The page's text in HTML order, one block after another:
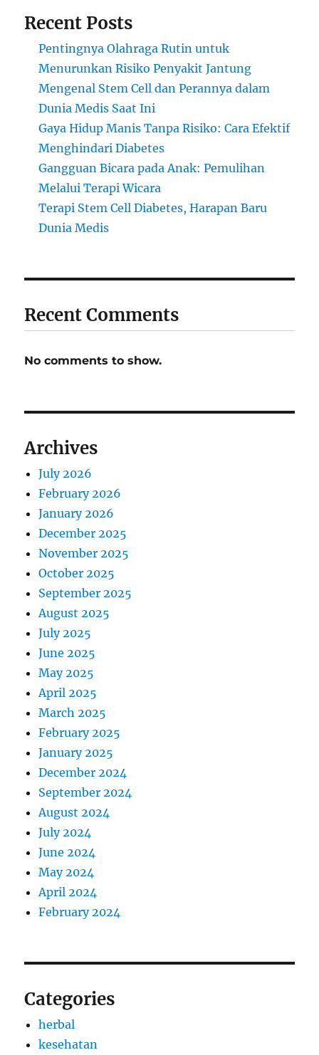
Recent Posts
Pentingnya Olahraga Rutin untuk
Menurunkan Risiko Penyakit Jantung
Mengenal Stem Cell dan Perannya dalam
Dunia Medis Saat Ini
Gaya Hidup Manis Tanpa Risiko: Cara Efektif
Menghindari Diabetes
Gangguan Bicara pada Anak: Pemulihan
Melalui Terapi Wicara
Terapi Stem Cell Diabetes, Harapan Baru
Dunia Medis
Recent Comments
No comments to show.
Archives
July 2026
February 2026
January 2026
December 2025
November 2025
October 2025
September 2025
August 2025
July 2025
June 2025
May 2025
April 2025
March 2025
February 2025
January 2025
December 2024
September 2024
August 2024
July 2024
June 2024
May 2024
April 2024
February 2024
Categories
herbal
kesehatan